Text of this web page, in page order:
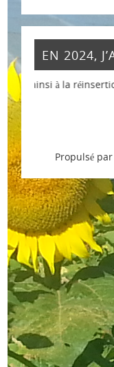
EN 2024,
la réinsertion de
Propulsé par